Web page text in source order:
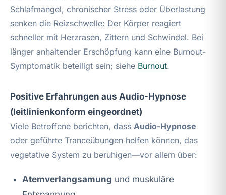
Schlafmangel, chronischer Stress oder Überlastung
senken die Reizschwelle: Der Körper reagiert
schneller mit Herzrasen, Zittern und Schwindel. Bei
länger anhaltender Erschöpfung kann eine Burnout-
Symptomatik beteiligt sein; siehe Burnout.
Positive Erfahrungen aus Audio-Hypnose
(leitlinienkonform eingeordnet)
Viele Betroffene berichten, dass Audio-Hypnose
oder geführte Tranceübungen helfen können, das
vegetative System zu beruhigen—vor allem über:
Atemverlangsamung und muskuläre